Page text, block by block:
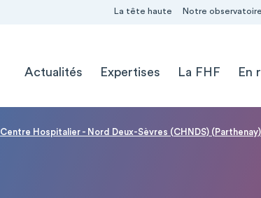
La tête haute Notre observatoire
Actualités
Expertises La FHF En
Centre Hospitalier - Nord Deux-Sèvres (CHNDS) (Parthenay)